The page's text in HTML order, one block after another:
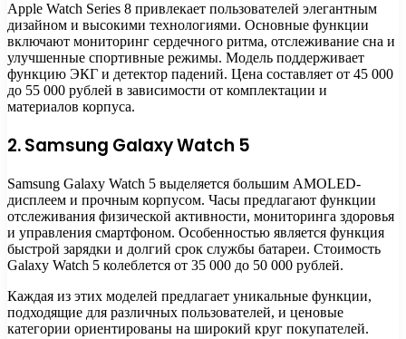
Apple Watch Series 8 привлекает пользователей элегантным
дизайном и высокими технологиями. Основные функции
включают мониторинг сердечного ритма, отслеживание сна и
улучшенные спортивные режимы. Модель поддерживает
функцию ЭКГ и детектор падений. Цена составляет от 45 000
до 55 000 рублей в зависимости от комплектации и
материалов корпуса.
2. Samsung Galaxy Watch 5
Samsung Galaxy Watch 5 выделяется большим AMOLED-
дисплеем и прочным корпусом. Часы предлагают функции
отслеживания физической активности, мониторинга здоровья
и управления смартфоном. Особенностью является функция
быстрой зарядки и долгий срок службы батареи. Стоимость
Galaxy Watch 5 колеблется от 35 000 до 50 000 рублей.
Каждая из этих моделей предлагает уникальные функции,
подходящие для различных пользователей, и ценовые
категории ориентированы на широкий круг покупателей.